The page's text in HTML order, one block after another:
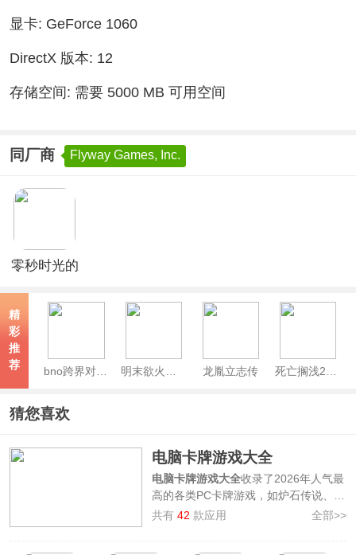
显卡: GeForce 1060
DirectX 版本: 12
存储空间: 需要 5000 MB 可用空间
同厂商 Flyway Games, Inc.
零秒时光的
精
彩
推
荐
bno跨界对决电脑版 龙胤立志传
猜您喜欢
电脑卡牌游戏大全
电脑卡牌游戏大全收录了2026年人气最
高的各类PC卡牌游戏，如炉石传说、万
智牌旅法师对决、牌兵布阵、Balatro、
共有42 款应用 全部>>